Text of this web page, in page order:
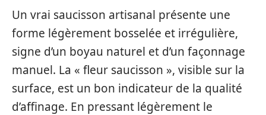
Un vrai saucisson artisanal présente une
forme légèrement bosselée et irrégulière,
signe d’un boyau naturel et d’un façonnage
manuel. La « fleur saucisson », visible sur la
surface, est un bon indicateur de la qualité
d’affinage. En pressant légèrement le